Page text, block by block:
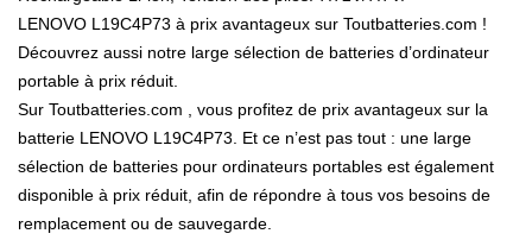
LENOVO L19C4P73 à prix avantageux sur Toutbatteries.com !
Découvrez aussi notre large sélection de batteries d’ordinateur
portable à prix réduit.
Sur Toutbatteries.com , vous profitez de prix avantageux sur la
batterie LENOVO L19C4P73. Et ce n’est pas tout : une large
sélection de batteries pour ordinateurs portables est également
disponible à prix réduit, afin de répondre à tous vos besoins de
remplacement ou de sauvegarde.